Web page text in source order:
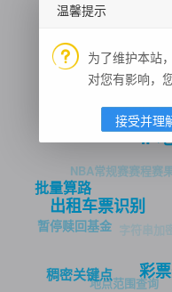
稠密关键点 彩
出租车票识别
批量算路
暂停赎回基金
地点范围查询
IP
中文数字运算
电话区号信息
NBA常规赛赛程赛
字符串加
新闻头
身份
温馨提示
为了维护本站
对您有影响，
接受并理